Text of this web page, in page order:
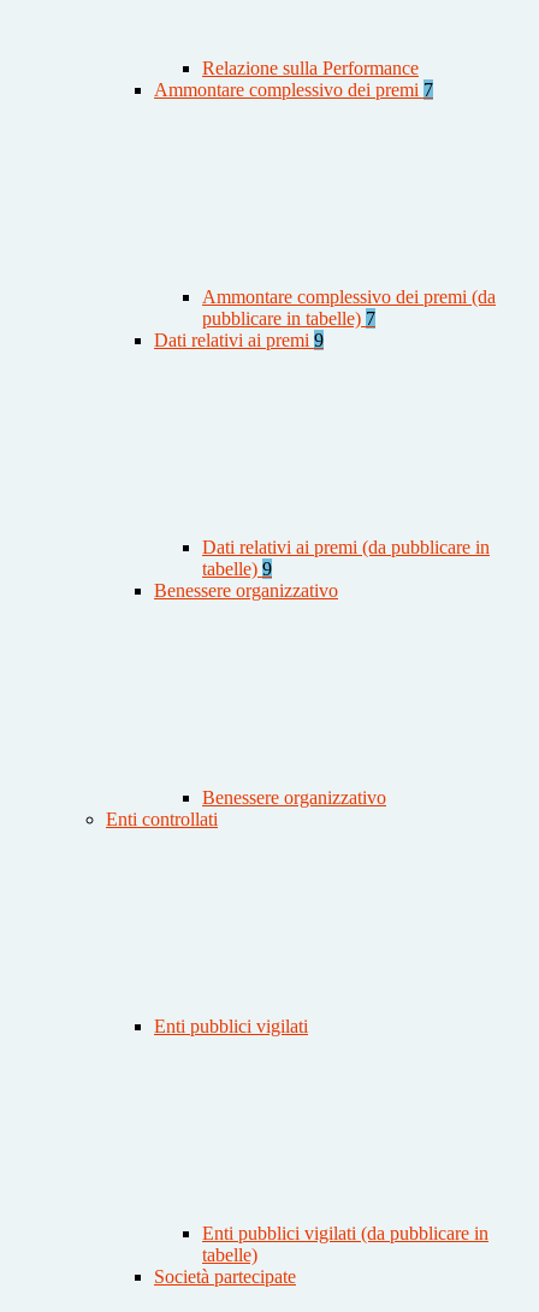
Relazione sulla Performance
Ammontare complessivo dei premi 7
Ammontare complessivo dei premi (da
pubblicare in tabelle) 7
Dati relativi ai premi 9
Dati relativi ai premi (da pubblicare in
tabelle) 9
Benessere organizzativo
Benessere organizzativo
Enti controllati
Enti pubblici vigilati
Enti pubblici vigilati (da pubblicare in
tabelle)
Società partecipate